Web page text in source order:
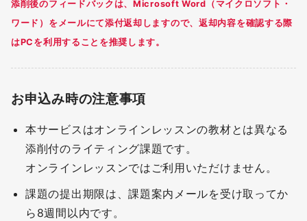
添削後のフィードバックは、Microsoft Word（マイクロソフト・
ワード）をメールにて添付返却しますので、返却内容を確認する際
はPCを利用することを推奨します。
お申込み時の注意事項
本サービスはオンラインレッスンの教材とは異なる
添削付のライティング課題です。
オンラインレッスンではご利用いただけません。
課題の提出期限は、課題案内メールを受け取ってか
ら8週間以内です。